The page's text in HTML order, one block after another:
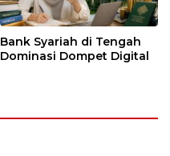
Bank Syariah di Tengah
Dominasi Dompet Digital